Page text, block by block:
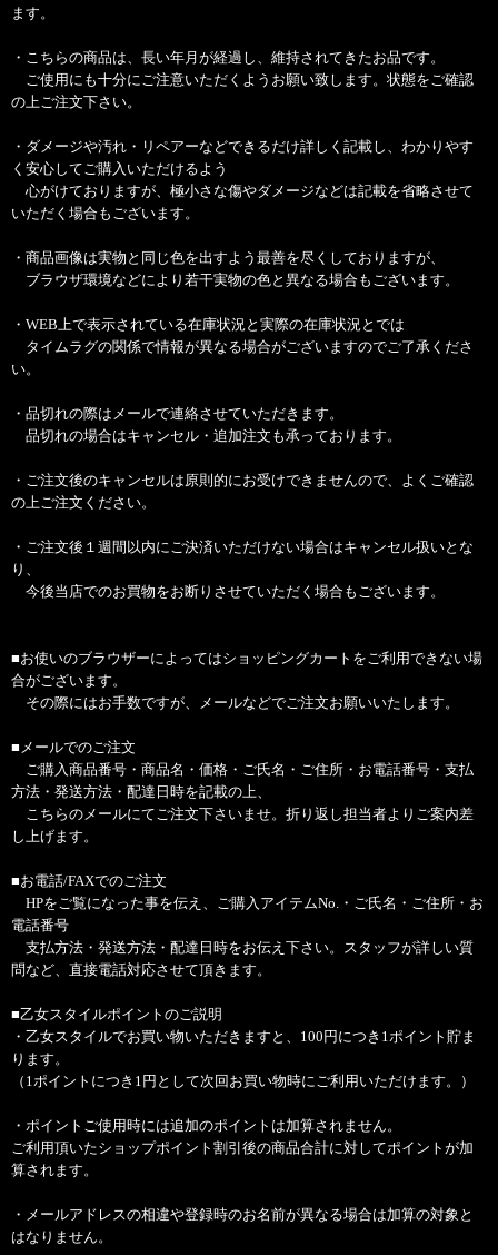
ます。
・こちらの商品は、長い年月が経過し、維持されてきたお品です。
ご使用にも十分にご注意いただくようお願い致します。状態をご確認
の上ご注文下さい。
・ダメージや汚れ・リペアーなどできるだけ詳しく記載し、わかりやす
く安心してご購入いただけるよう
心がけておりますが、極小さな傷やダメージなどは記載を省略させて
いただく場合もございます。
・商品画像は実物と同じ色を出すよう最善を尽くしておりますが、
ブラウザ環境などにより若干実物の色と異なる場合もございます。
・WEB上で表示されている在庫状況と実際の在庫状況とでは
タイムラグの関係で情報が異なる場合がございますのでご了承くださ
い。
・品切れの際はメールで連絡させていただきます。
品切れの場合はキャンセル・追加注文も承っております。
・ご注文後のキャンセルは原則的にお受けできませんので、よくご確認
の上ご注文ください。
・ご注文後１週間以内にご決済いただけない場合はキャンセル扱いとな
り、
今後当店でのお買物をお断りさせていただく場合もございます。
■お使いのブラウザーによってはショッピングカートをご利用できない場
合がございます。
その際にはお手数ですが、メールなどでご注文お願いいたします。
■メールでのご注文
ご購入商品番号・商品名・価格・ご氏名・ご住所・お電話番号・支払
方法・発送方法・配達日時を記載の上、
こちらのメールにてご注文下さいませ。折り返し担当者よりご案内差
し上げます。
■お電話/FAXでのご注文
HPをご覧になった事を伝え、ご購入アイテムNo.・ご氏名・ご住所・お
電話番号
支払方法・発送方法・配達日時をお伝え下さい。スタッフが詳しい質
問など、直接電話対応させて頂きます。
■乙女スタイルポイントのご説明
・乙女スタイルでお買い物いただきますと、100円につき1ポイント貯ま
ります。
（1ポイントにつき1円として次回お買い物時にご利用いただけます。）
・ポイントご使用時には追加のポイントは加算されません。
ご利用頂いたショップポイント割引後の商品合計に対してポイントが加
算されます。
・メールアドレスの相違や登録時のお名前が異なる場合は加算の対象と
はなりません。